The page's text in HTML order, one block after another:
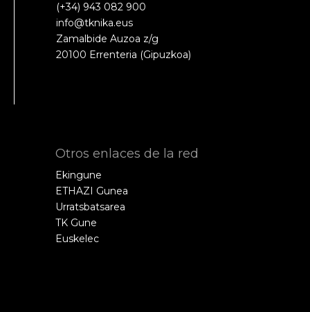
(+34) 943 082 900
info@tknika.eus
Zamalbide Auzoa z/g
20100 Errenteria (Gipuzkoa)
Otros enlaces de la red
Ekingune
ETHAZI Gunea
Urratsbatsarea
TK Gune
Euskelec